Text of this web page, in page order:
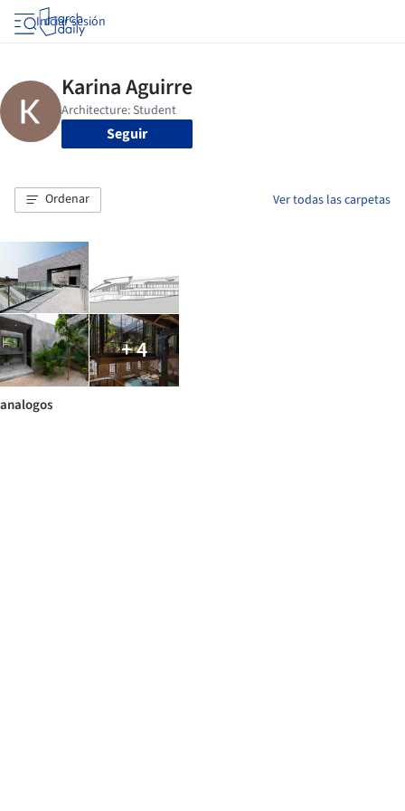
Iniciar sesión
Seguir
Ordenar Ver todas las carpetas
+ 4
analogos